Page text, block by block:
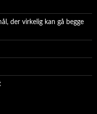
der virkelig kan gå begge